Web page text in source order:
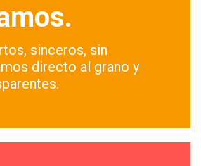
sinceros, sin
directo al grano y